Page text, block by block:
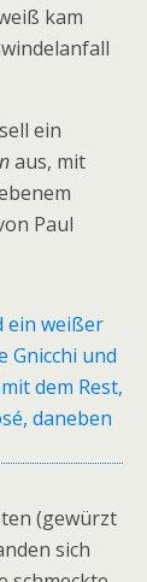
kam
ein
aus, mit
Paul
(gewürzt
sich